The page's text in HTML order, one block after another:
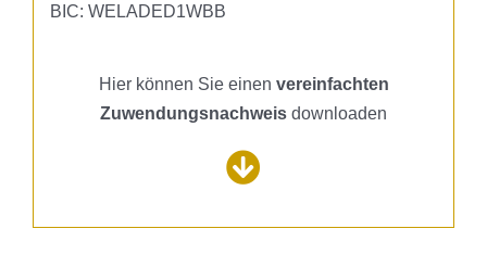
BIC: WELADED1WBB
Hier können Sie einen vereinfachten
Zuwendungsnachweis downloaden